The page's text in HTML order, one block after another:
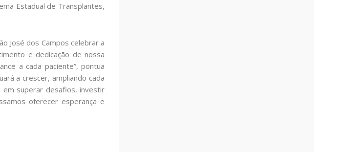
Estadual de Transplantes,
José dos Campos celebrar a
e dedicação de nossa
a cada paciente”, pontua
a crescer, ampliando cada
em superar desafios, investir
oferecer esperança e